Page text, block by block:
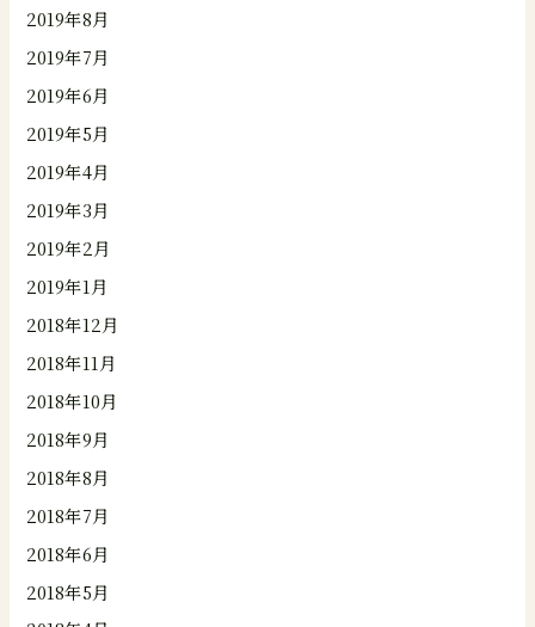
2019年8月
2019年7月
2019年6月
2019年5月
2019年4月
2019年3月
2019年2月
2019年1月
2018年12月
2018年11月
2018年10月
2018年9月
2018年8月
2018年7月
2018年6月
2018年5月